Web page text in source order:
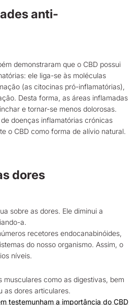
anti-
demonstraram que o CBD possui
ele liga-se às moléculas
(as citocinas pró-inflamatórias),
Desta forma, as áreas inflamadas
e tornar-se menos dolorosas.
doenças inflamatórias crónicas
o CBD como forma de alívio natural.
dores
sobre as dores. Ele diminui a
a.
recetores endocanabinóides,
do nosso organismo. Assim, o
níveis.
musculares como as digestivas, bem
as dores articulares.
testemunham a importância do CBD